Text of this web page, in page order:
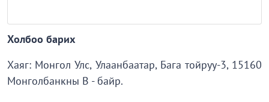
Холбоо барих
Хаяг: Монгол Улс, Улаанбаатар, Бага тойруу-3, 15160
Монголбанкны В - байр.